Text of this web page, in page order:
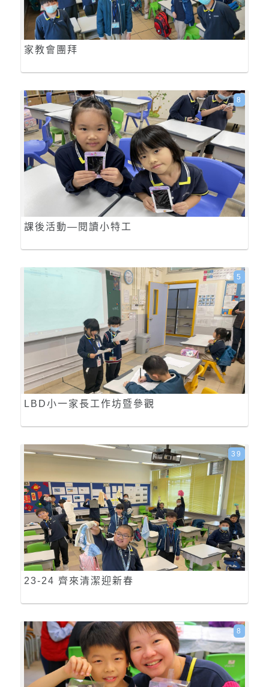
家教會團拜
課後活動—閱讀小特工
8
LBD小一家長工作坊暨參觀
5
23-24 齊來清潔迎新春
39
8